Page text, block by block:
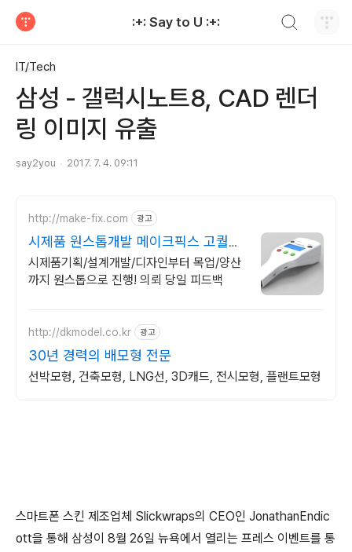
:+: Say to U :+:
IT/Tech
삼성 - 갤럭시노트8, CAD 렌더
링 이미지 유출
say2you 2017. 7. 4. 09:11
http://make-fix.com 광고
시제품 원스톱개발 메이크픽스 고퀄리
티 시제품개발
시제품기획/설계개발/디자인부터 목업/양산
까지 원스톱으로 진행! 의뢰 당일 피드백
http://dkmodel.co.kr 광고
30년 경력의 배모형 전문
선박모형, 건축모형, LNG선, 3D캐드, 전시모형, 플랜트모형
스마트폰 스킨 제조업체 Slickwraps의 CEO인 JonathanEndic
ott을 통해 삼성이 8월 26일 뉴욕에서 열리는 프레스 이벤트를 통